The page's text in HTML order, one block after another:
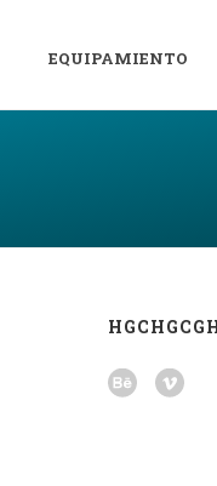
EQUIPAMIENTO